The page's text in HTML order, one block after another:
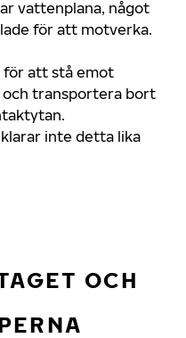
vattenplana, något
för att motverka.
för att stå emot
transportera bort
inte detta lika
OCH